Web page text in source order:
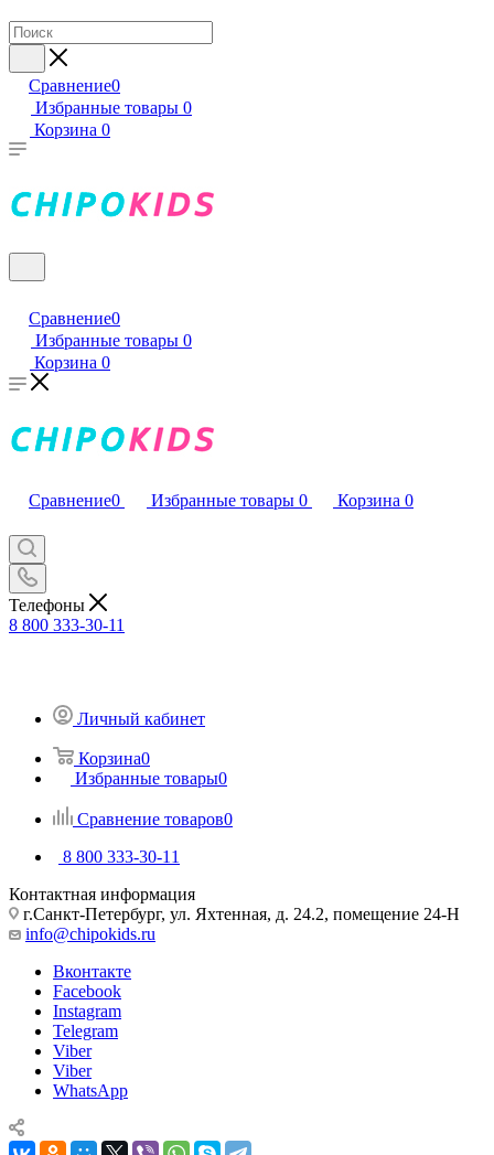
Сравнение0
Избранные товары 0
Корзина 0
Сравнение0
Избранные товары 0
Корзина 0
Сравнение0 Избранные товары 0 Корзина 0
Телефоны
8 800 333-30-11
Личный кабинет
Корзина0
Избранные товары0
Сравнение товаров0
8 800 333-30-11
Контактная информация
г.Санкт-Петербург, ул. Яхтенная, д. 24.2, помещение 24-Н
info@chipokids.ru
Вконтакте
Facebook
Instagram
Telegram
Viber
Viber
WhatsApp